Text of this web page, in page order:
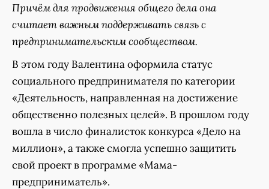
Причём для продвижения общего дела она
считает важным поддерживать связь с
предпринимательским сообществом.
В этом году Валентина оформила статус
социального предпринимателя по категории
«Деятельность, направленная на достижение
общественно полезных целей». В прошлом году
вошла в число финалисток конкурса «Дело на
миллион», а также смогла успешно защитить
свой проект в программе «Мама-
предприниматель».